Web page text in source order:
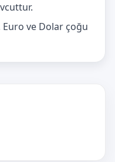
Euro ve Dolar çoğu